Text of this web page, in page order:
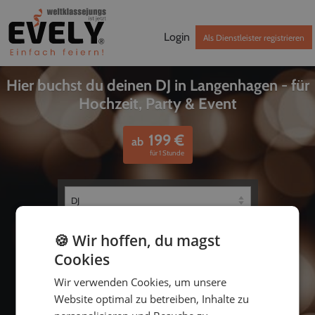
Login Als Dienstleister registrieren
Hier buchst du deinen DJ in Langenhagen - für
Hochzeit, Party & Event
ab 199€
für 1 Stunde
bis
🍪 Wir hoffen, du magst
Cookies
Wir verwenden Cookies, um unsere
Website optimal zu betreiben, Inhalte zu